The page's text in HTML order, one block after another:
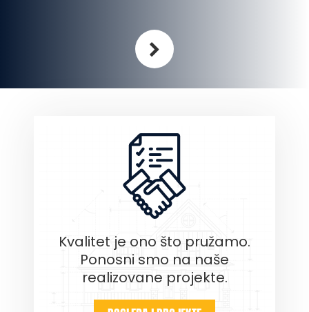
Kvalitet je ono što pružamo.
Ponosni smo na naše
realizovane projekte.
nisu izborni.
Potrebni su za
Statistika
Kako bismo
funkcionalnost